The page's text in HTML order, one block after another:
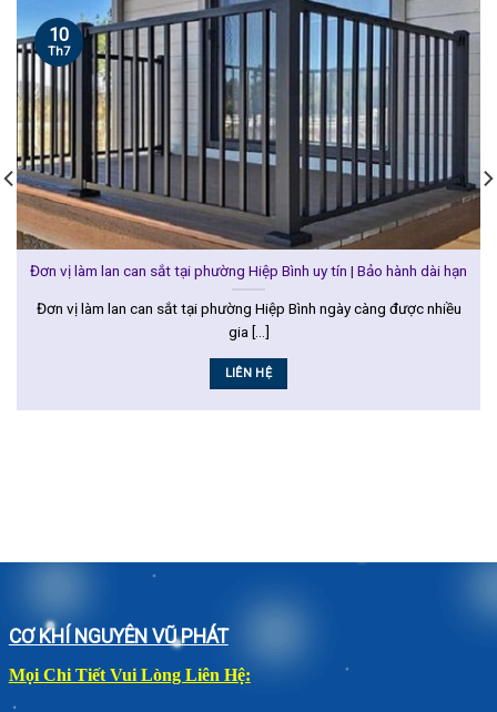
Đơn vị làm lan can sắt tại phường Hiệp Bình uy tín | Bảo hành dài hạn
Đơn vị làm lan can sắt tại phường Hiệp Bình ngày càng được nhiều
gia [...]
LIÊN HỆ
10
Th7
CƠ KHÍ NGUYÊN VŨ PHÁT
Mọi Chi Tiết Vui Lòng Liên Hệ: